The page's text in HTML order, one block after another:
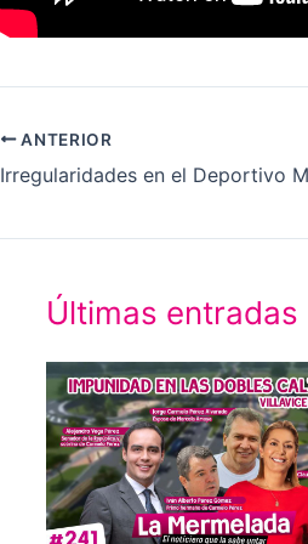
ANTERIOR
Irregularidades en el Deportivo
Últimas entradas